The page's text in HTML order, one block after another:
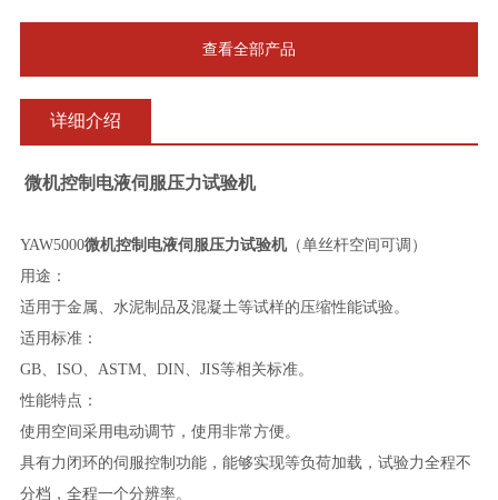
查看全部产品
详细介绍
微机控制电液伺服压力试验机
YAW5000微机控制电液伺服压力试验机（单丝杆空间可调）
用途：
适用于金属、水泥制品及混凝土等试样的压缩性能试验。
适用标准：
GB、ISO、ASTM、DIN、JIS等相关标准。
性能特点：
使用空间采用电动调节，使用非常方便。
具有力闭环的伺服控制功能，能够实现等负荷加载，试验力全程不
分档，全程一个分辨率。